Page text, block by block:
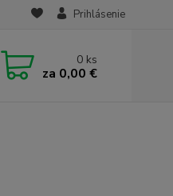
Prihlásenie
0 ks
za 0,00 €